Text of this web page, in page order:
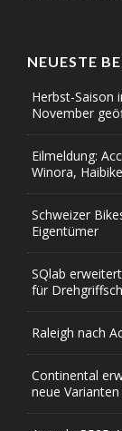
NEUESTE
Herbst-Saison
November
Eilmeldung:
Winora,
Schweizer
Eigentümer
SQlab
für
Raleigh nach
Continental
neue Varianten